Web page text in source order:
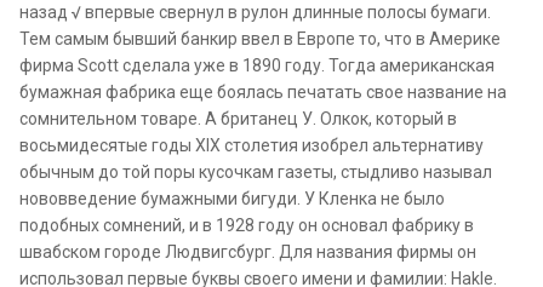
назад √ впервые свернул в рулон длинные полосы бумаги.
Тем самым бывший банкир ввел в Европе то, что в Америке
фирма Scott сделала уже в 1890 году. Тогда американская
бумажная фабрика еще боялась печатать свое название на
сомнительном товаре. А британец У. Олкок, который в
восьмидесятые годы XIX столетия изобрел альтернативу
обычным до той поры кусочкам газеты, стыдливо называл
нововведение бумажными бигуди. У Кленка не было
подобных сомнений, и в 1928 году он основал фабрику в
швабском городе Людвигсбург. Для названия фирмы он
использовал первые буквы своего имени и фамилии: Hakle.